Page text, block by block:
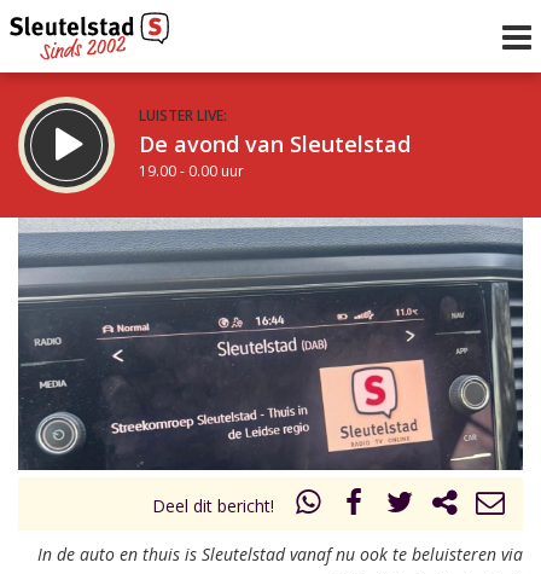
LUISTER LIVE:
De avond van Sleutelstad
19.00 - 0.00 uur
STRAKS:
De nacht van Sleutelstad
0.00 - 6.00 uur
Vorig uur
uur 1 van 0 Volgend uur
Deel dit bericht!
In de auto en thuis is Sleutelstad vanaf nu ook te beluisteren via